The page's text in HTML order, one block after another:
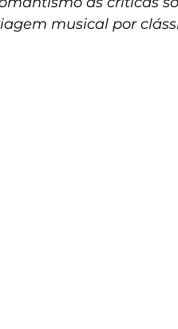
musical por